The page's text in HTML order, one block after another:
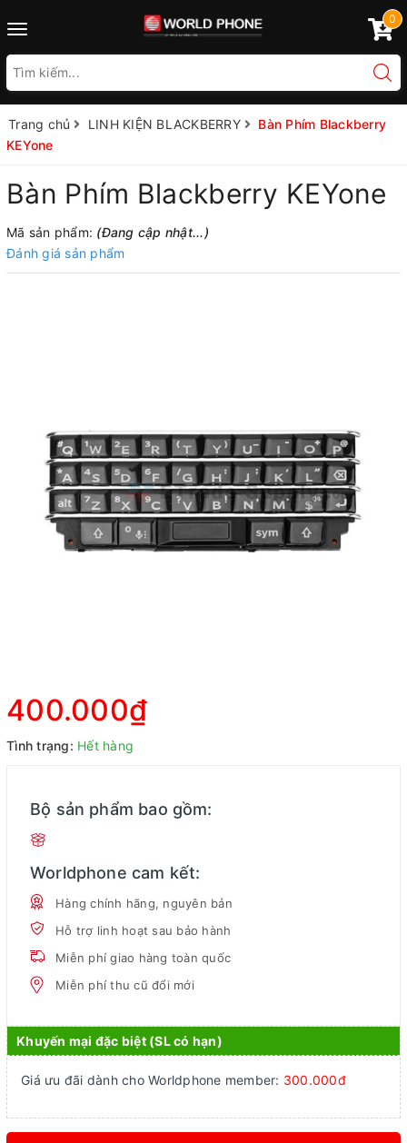
Toggle
0
Trang chủ LINH KIỆN BLACKBERRY
Bàn Phím Blackberry
KEYone
Bàn Phím Blackberry KEYone
Mã sản phẩm: (Đang cập nhật...)
Đánh giá sản phẩm
400.000₫
Tình trạng: Hết hàng
Bộ sản phẩm bao gồm:
Worldphone cam kết:
Hàng chính hãng, nguyên bản
Hỗ trợ linh hoạt sau bảo hành
Miễn phí giao hàng toàn quốc
Miễn phí thu cũ đổi mới
Khuyến mại đặc biệt (SL có hạn)
Giá ưu đãi dành cho Worldphone member: 300.000đ